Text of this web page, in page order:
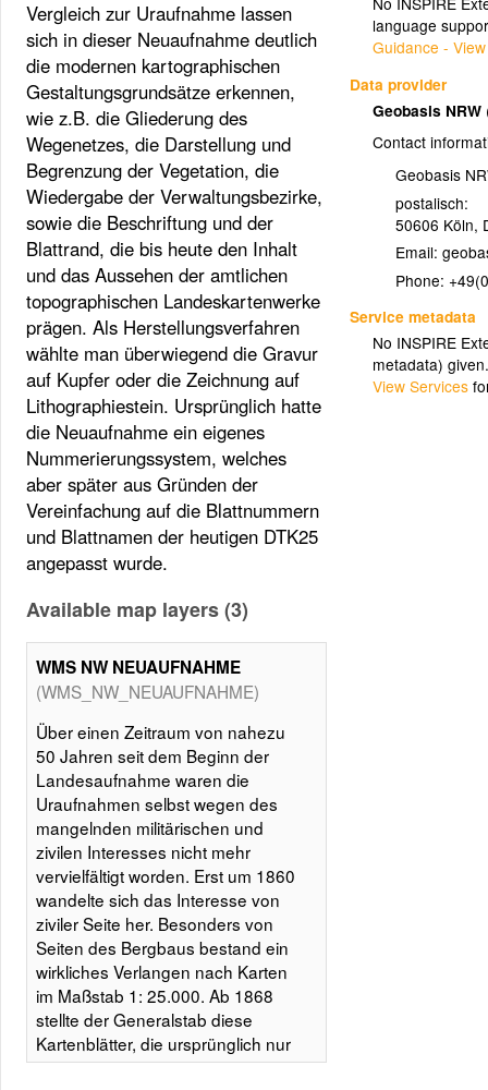
language
Guidance -
Data provider
Geobasis NRW
Contact
Geobasis
postalisch:
50606 Köln,
Email:
Phone:
Service metadata
No INSPIRE
metadata)
View Services
Vergleich zur Uraufnahme lassen
sich in dieser Neuaufnahme deutlich
die modernen kartographischen
Gestaltungsgrundsätze erkennen,
wie z.B. die Gliederung des
Wegenetzes, die Darstellung und
Begrenzung der Vegetation, die
Wiedergabe der Verwaltungsbezirke,
sowie die Beschriftung und der
Blattrand, die bis heute den Inhalt
und das Aussehen der amtlichen
topographischen Landeskartenwerke
prägen. Als Herstellungsverfahren
wählte man überwiegend die Gravur
auf Kupfer oder die Zeichnung auf
Lithographiestein. Ursprünglich hatte
die Neuaufnahme ein eigenes
Nummerierungssystem, welches
aber später aus Gründen der
Vereinfachung auf die Blattnummern
und Blattnamen der heutigen DTK25
angepasst wurde.
Available map layers (3)
WMS NW NEUAUFNAHME
(WMS_NW_NEUAUFNAHME)
Über einen Zeitraum von nahezu
50 Jahren seit dem Beginn der
Landesaufnahme waren die
Uraufnahmen selbst wegen des
mangelnden militärischen und
zivilen Interesses nicht mehr
vervielfältigt worden. Erst um 1860
wandelte sich das Interesse von
ziviler Seite her. Besonders von
Seiten des Bergbaus bestand ein
wirkliches Verlangen nach Karten
im Maßstab 1: 25.000. Ab 1868
stellte der Generalstab diese
Kartenblätter, die ursprünglich nur
für die Ableitung von